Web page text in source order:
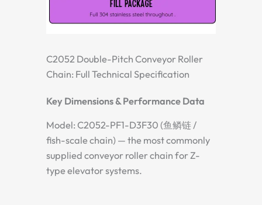
C2052 Double-Pitch Conveyor Roller
Chain: Full Technical Specification
Key Dimensions & Performance Data
Model: C2052-PF1-D3F30 (鱼鳞链 /
fish-scale chain) — the most commonly
supplied conveyor roller chain for Z-
type elevator systems.